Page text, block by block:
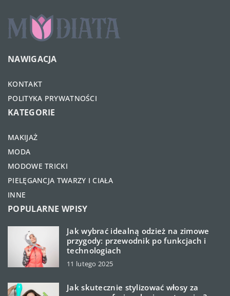
NAWIGACJA
KONTAKT
POLITYKA PRYWATNOŚCI
KATEGORIE
MAKIJAŻ
MODA
MODOWE TRICKI
PIELĘGANCJA TWARZY I CIAŁA
INNE
POPULARNE WPISY
Jak wybrać idealną odzież na zimowe
przygody: przewodnik po funkcjach i
technologiach
11 lutego 2025
Jak skutecznie stylizować włosy za